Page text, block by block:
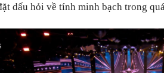
dấu hỏi về tính minh bạch trong